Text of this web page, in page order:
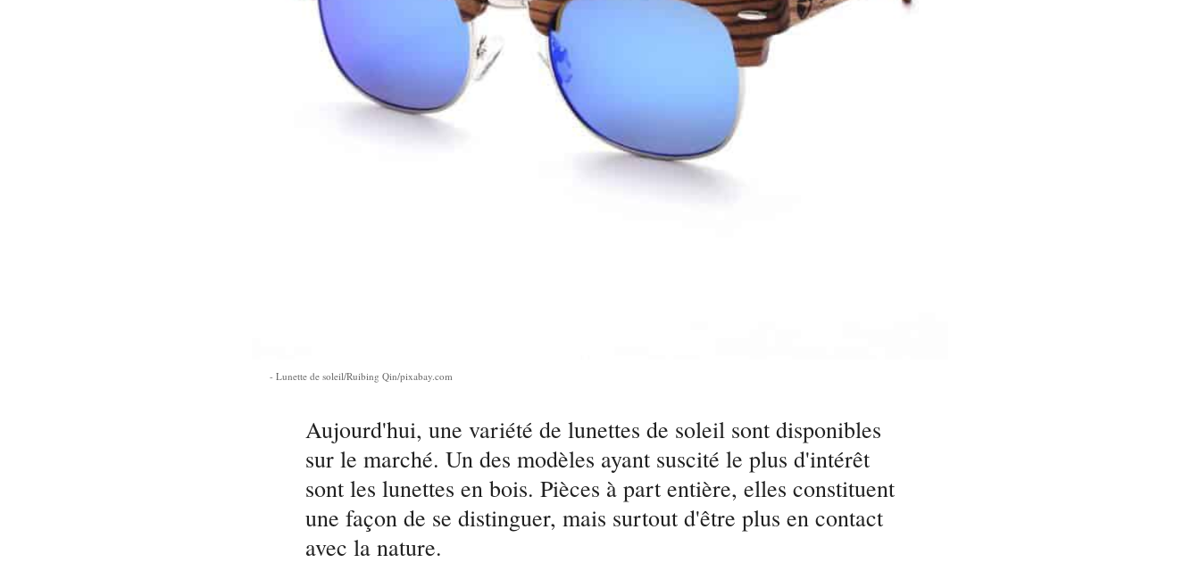
Lunette de soleil/Ruibing Qin/pixabay.com
Aujourd'hui, une variété de lunettes de soleil sont disponibles
sur le marché. Un des modèles ayant suscité le plus d'intérêt
sont les lunettes en bois. Pièces à part entière, elles constituent
une façon de se distinguer, mais surtout d'être plus en contact
avec la nature.